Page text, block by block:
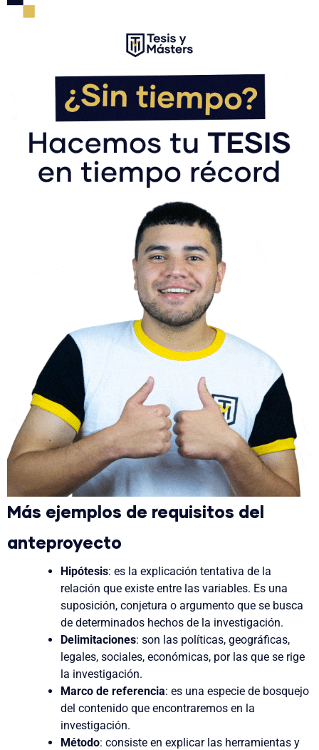
Más ejemplos de requisitos del
anteproyecto
Hipótesis: es la explicación tentativa de la
relación que existe entre las variables. Es una
suposición, conjetura o argumento que se busca
de determinados hechos de la investigación.
Delimitaciones: son las políticas, geográficas,
legales, sociales, económicas, por las que se rige
la investigación.
Marco de referencia: es una especie de bosquejo
del contenido que encontraremos en la
investigación.
Método: consiste en explicar las herramientas y